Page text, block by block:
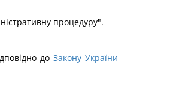
процедуру".
доЗакону України